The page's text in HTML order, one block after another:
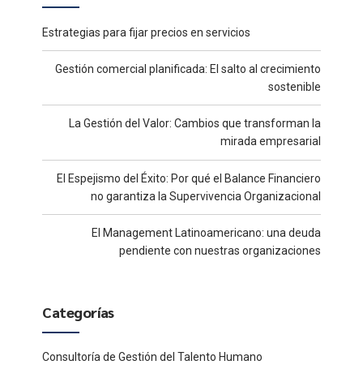
Estrategias para fijar precios en servicios
Gestión comercial planificada: El salto al crecimiento
sostenible
La Gestión del Valor: Cambios que transforman la
mirada empresarial
El Espejismo del Éxito: Por qué el Balance Financiero
no garantiza la Supervivencia Organizacional
El Management Latinoamericano: una deuda
pendiente con nuestras organizaciones
Categorías
Consultoría de Gestión del Talento Humano